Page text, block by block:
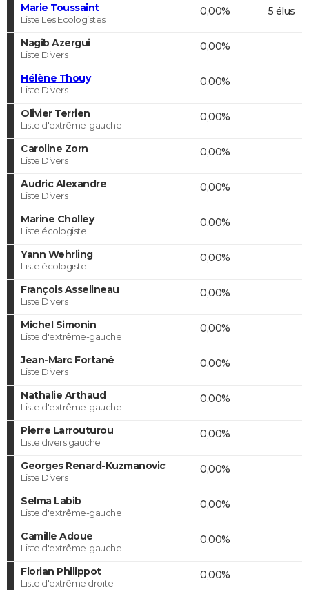
Marie Toussaint
Liste Les Ecologistes
0,00% 5 élus
Nagib Azergui
Liste Divers
0,00%
Hélène Thouy
Liste Divers
0,00%
Olivier Terrien
Liste d'extrême-gauche
0,00%
Caroline Zorn
Liste Divers
0,00%
Audric Alexandre
Liste Divers
0,00%
Marine Cholley
Liste écologiste
0,00%
Yann Wehrling
Liste écologiste
0,00%
François Asselineau
Liste Divers
0,00%
Michel Simonin
Liste d'extrême-gauche
0,00%
Jean-Marc Fortané
Liste Divers
0,00%
Nathalie Arthaud
Liste d'extrême-gauche
0,00%
Pierre Larrouturou
Liste divers gauche
0,00%
Georges Renard-Kuzmanovic
Liste Divers
0,00%
Selma Labib
Liste d'extrême-gauche
0,00%
Camille Adoue
Liste d'extrême-gauche
0,00%
Florian Philippot
Liste d'extrême droite
0,00%